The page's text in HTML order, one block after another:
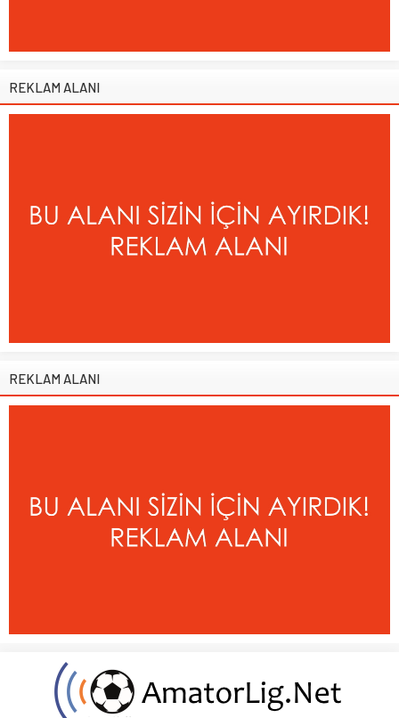
REKLAM ALANI
REKLAM ALANI